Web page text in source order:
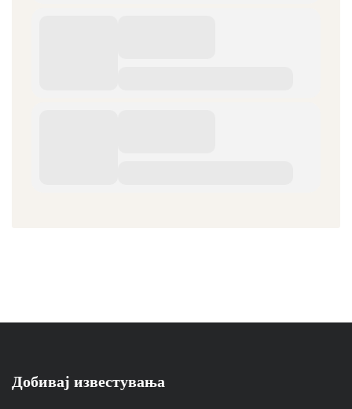
Добивај известувања